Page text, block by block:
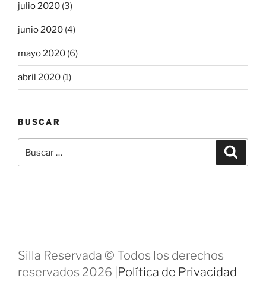
julio 2020 (3)
junio 2020 (4)
mayo 2020 (6)
abril 2020 (1)
BUSCAR
por:
Silla Reservada © Todos los derechos
reservados 2026 | Política de Privacidad